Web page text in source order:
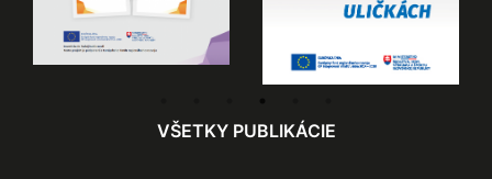
VŠETKY PUBLIKÁCIE